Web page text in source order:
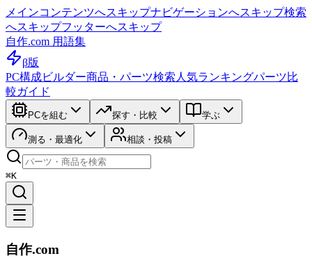
メインコンテンツへスキップナビゲーションへスキップ検索
へスキップフッターへスキップ
自作.com 用語集
β版
PC構成ビルダー商品・パーツ検索 人気ランキングパーツ比
較ガイド
PCを組む 探す・比較 学ぶ
測る・最適化 相談・投稿
⌘K
自作.com